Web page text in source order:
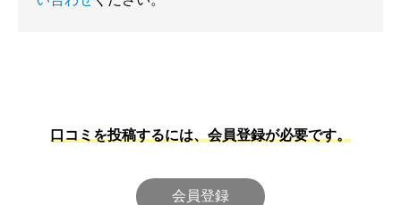
口コミを投稿するには、会員登録が必要です。
会員登録